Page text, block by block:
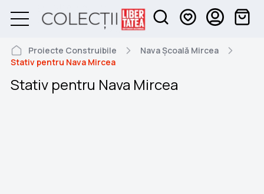
Proiecte Construibile
Nava Școală Mircea
Stativ pentru Nava Mircea
Stativ pentru Nava Mircea